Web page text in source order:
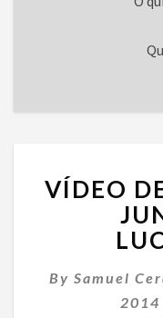
VÍDEO
By Samuel
2014